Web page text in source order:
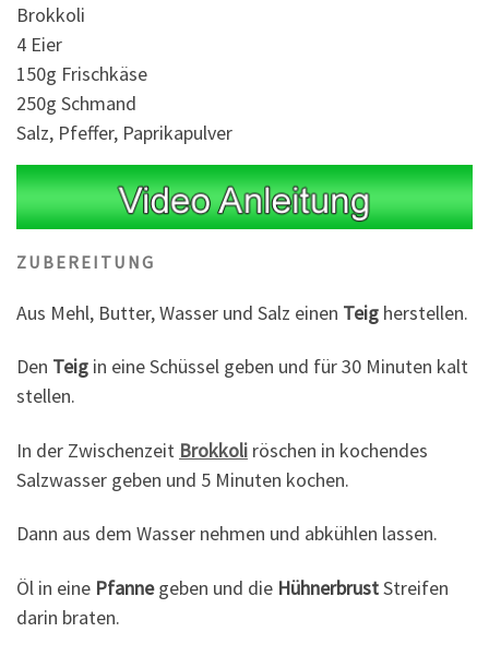
Brokkoli
4 Eier
150g Frischkäse
250g Schmand
Salz, Pfeffer, Paprikapulver
ZUBEREITUNG
Aus Mehl, Butter, Wasser und Salz einen Teig herstellen.
Den Teig in eine Schüssel geben und für 30 Minuten kalt
stellen.
In der Zwischenzeit Brokkoli röschen in kochendes
Salzwasser geben und 5 Minuten kochen.
Dann aus dem Wasser nehmen und abkühlen lassen.
Öl in eine Pfannegeben und die HühnerbrustStreifen
darin braten.